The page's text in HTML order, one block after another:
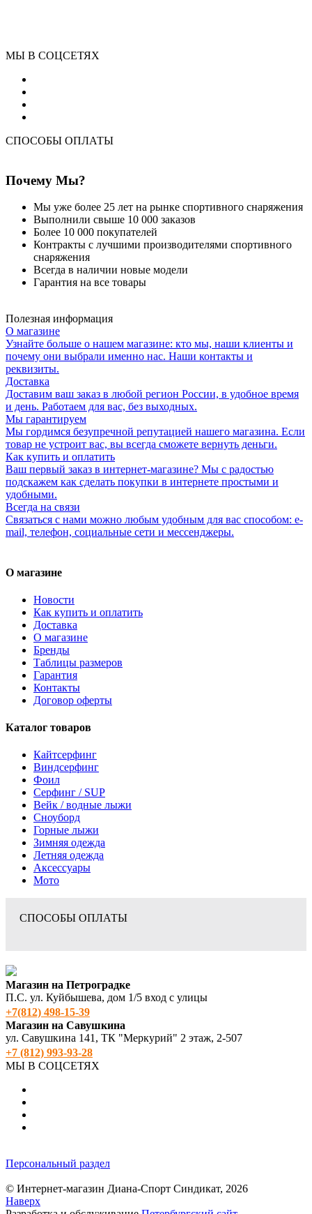
МЫ В СОЦСЕТЯХ
СПОСОБЫ ОПЛАТЫ
Почему Мы?
Мы уже более 25 лет на рынке спортивного снаряжения
Выполнили свыше 10 000 заказов
Более 10 000 покупателей
Контракты с лучшими производителями спортивного
снаряжения
Всегда в наличии новые модели
Гарантия на все товары
Полезная информация
О магазине
Узнайте больше о нашем магазине: кто мы, наши клиенты и
почему они выбрали именно нас. Наши контакты и
реквизиты.
Доставка
Доставим ваш заказ в любой регион России, в удобное время
и день. Работаем для вас, без выходных.
Мы гарантируем
Мы гордимся безупречной репутацией нашего магазина. Если
товар не устроит вас, вы всегда сможете вернуть деньги.
Как купить и оплатить
Ваш первый заказ в интернет-магазине? Мы с радостью
подскажем как сделать покупки в интернете простыми и
удобными.
Всегда на связи
Связаться с нами можно любым удобным для вас способом: e-
mail, телефон, социальные сети и мессенджеры.
О магазине
Новости
Как купить и оплатить
Доставка
О магазине
Бренды
Таблицы размеров
Гарантия
Контакты
Договор оферты
Каталог товаров
Кайтсерфинг
Виндсерфинг
Фоил
Серфинг / SUP
Вейк / водные лыжи
Сноуборд
Горные лыжи
Зимняя одежда
Летняя одежда
Аксессуары
Мото
СПОСОБЫ ОПЛАТЫ
Магазин на Петроградке
П.С. ул. Куйбышева, дом 1/5 вход с улицы
+7(812) 498‑15-39
Магазин на Савушкина
ул. Савушкина 141, ТК "Меркурий" 2 этаж, 2-507
+7 (812) 993-93-28
МЫ В СОЦСЕТЯХ
Персональный раздел
© Интернет-магазин Диана-Спорт Синдикат, 2026
Наверх